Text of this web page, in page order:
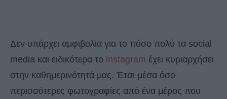
Δεν υπάρχει αμφιβολία για το πόσο πολύ τα social
media και ειδικότερα το instagram έχει κυριαρχήσει
στην καθημερινότητά μας. Έτσι μέσα όσο
περισσότερες φωτογραφίες από ένα μέρος που